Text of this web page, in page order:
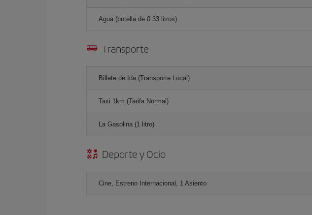
Agua (botella de 0.33 litros)
Transporte
Billete de Ida (Transporte Local)
Taxi 1km (Tarifa Normal)
La Gasolina (1 litro)
Deporte y Ocio
Cine, Estreno Internacional, 1 Asiento